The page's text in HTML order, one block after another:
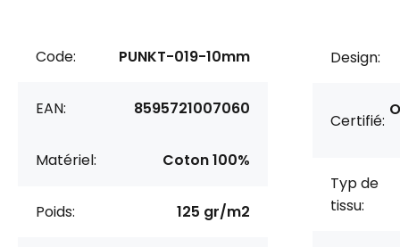
Code: PUNKT-019-10mm
EAN: 8595721007060
Matériel: Coton 100%
Poids: 125 gr/m2
Design:
Certifié:
Typ de
tissu: